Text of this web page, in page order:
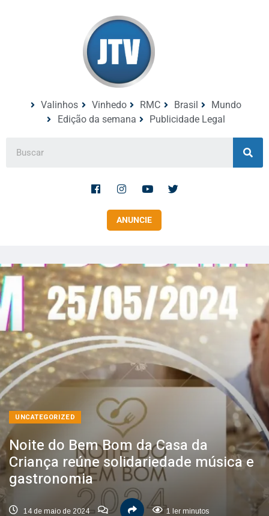
Valinhos Vinhedo RMC Brasil
Mundo
Edição da semana
Publicidade Legal
ANUNCIE
UNCATEGORIZED
Noite do Bem Bom da Casa da
Criança reúne solidariedade música e
gastronomia
14 de maio de 2024 1 ler minutos